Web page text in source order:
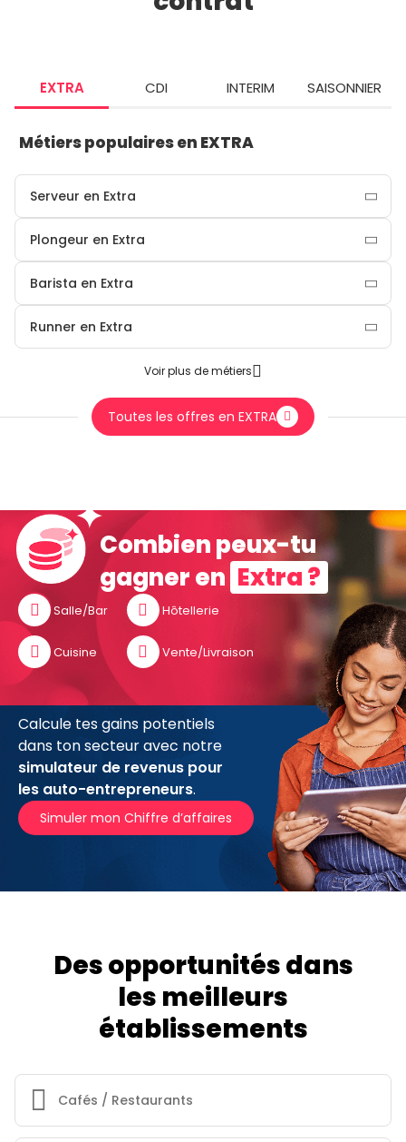
EXTRA CDI INTERIM SAISONNIER
Métiers populaires en EXTRA
Serveur en Extra
Plongeur en Extra
Barista en Extra
Runner en Extra
Voir plus de métiers
Toutes les offres en EXTRA
Combien peux-tu
gagner en Extra ?
Salle/Bar Hôtellerie
Cuisine Vente/Livraison
Calcule tes gains potentiels
dans ton secteur avec notre
simulateur de revenus pour
les auto-entrepreneurs.
Simuler mon Chiffre d’affaires
Des opportunités dans
les meilleurs
établissements
Cafés / Restaurants